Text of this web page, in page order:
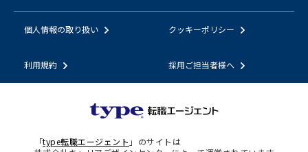
個人情報の取り扱い クッキーポリシー
利用規約 採用ご担当者様へ
「type転職エージェント 」のサイトは